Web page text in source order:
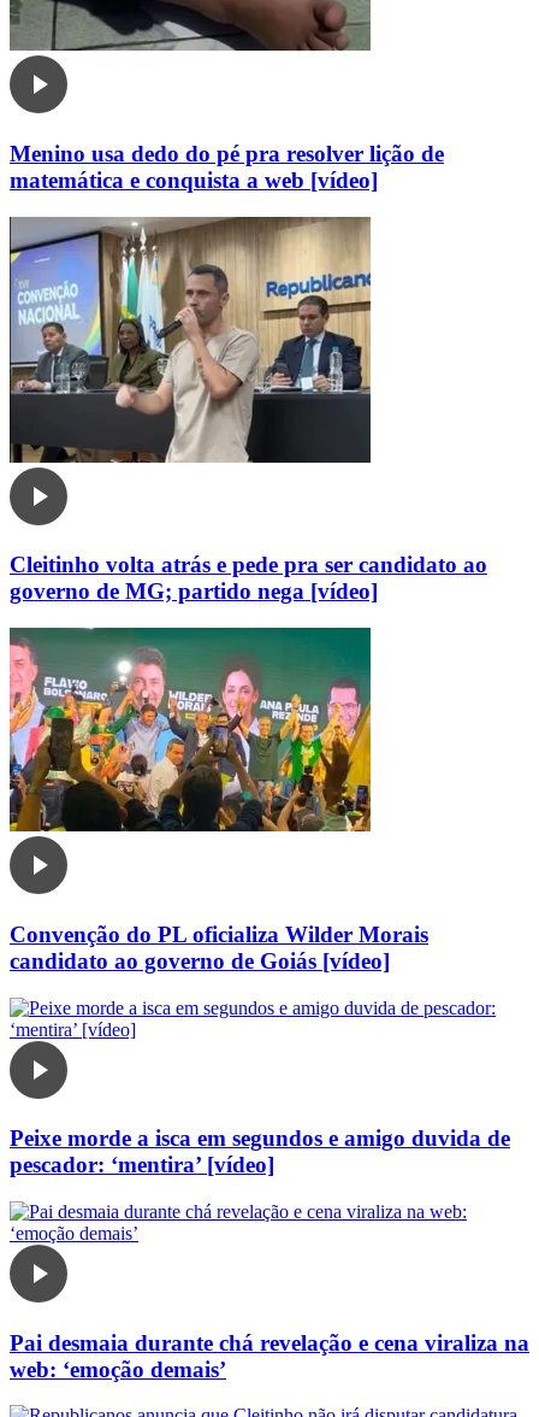
Menino usa dedo do pé pra resolver lição de
matemática e conquista a web [vídeo]
Cleitinho volta atrás e pede pra ser candidato ao
governo de MG; partido nega [vídeo]
Convenção do PL oficializa Wilder Morais
candidato ao governo de Goiás [vídeo]
Peixe morde a isca em segundos e amigo duvida de
pescador: ‘mentira’ [vídeo]
Pai desmaia durante chá revelação e cena viraliza na
web: ‘emoção demais’